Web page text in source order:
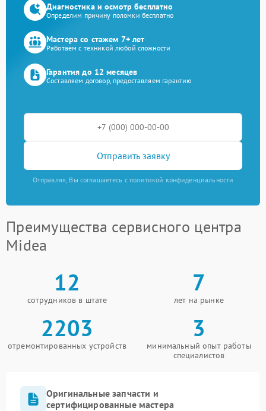
Диагностика и осмотр бесплатно
Определим причину поломки бесплатно
Мастера со стажем 7+ лет
Работаем с техникой любой сложности
Гарантия до 12 месяцев
Составляем договор, предоставляем гарантию
Отправить заявку
Отправляя, Вы соглашаетесь с политикой конфиденциальности
Преимущества сервисного центра
Midea
12
сотрудников в штате
7
лет на рынке
2203
отремонтированных устройств
3
минимальный опыт работы
специалистов
Оригинальные запчасти и
сертифицированные мастера